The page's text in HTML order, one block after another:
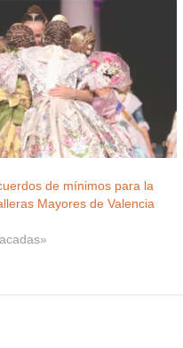
de mínimos para la
Mayores de Valencia